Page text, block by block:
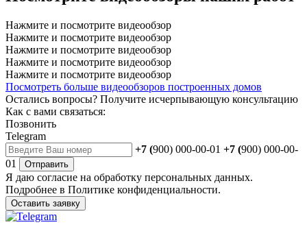
Нажмите и посмотрите видеообзор
Нажмите и посмотрите видеообзор
Нажмите и посмотрите видеообзор
Нажмите и посмотрите видеообзор
Нажмите и посмотрите видеообзор
Посмотреть больше видеообзоров построенных домов
Остались вопросы? Получите исчерпывающую консультацию
Как с вами связаться:
Позвонить
Telegram
+7 (900) 000-00-01 +7 (900) 000-00-
01
Отправить
Я даю согласие на обработку персональных данных.
Подробнее в Политике конфиденциальности.
Оставить заявку